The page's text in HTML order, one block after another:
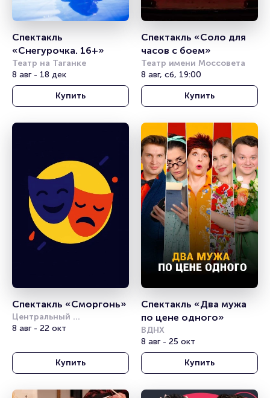
Спектакль
Театр на Таганке
8 авг - 18 дек
Купить
Спектакль «Соло для
часов с боем»
Театр имени Моссовета
8 авг, сб, 19:00
Купить
Спектакль «Сморгонь»
Центральный
академический театр
8 авг - 22 окт
Купить
Спектакль «Два мужа
по цене одного»
ВДНХ
8 авг - 25 окт
Купить